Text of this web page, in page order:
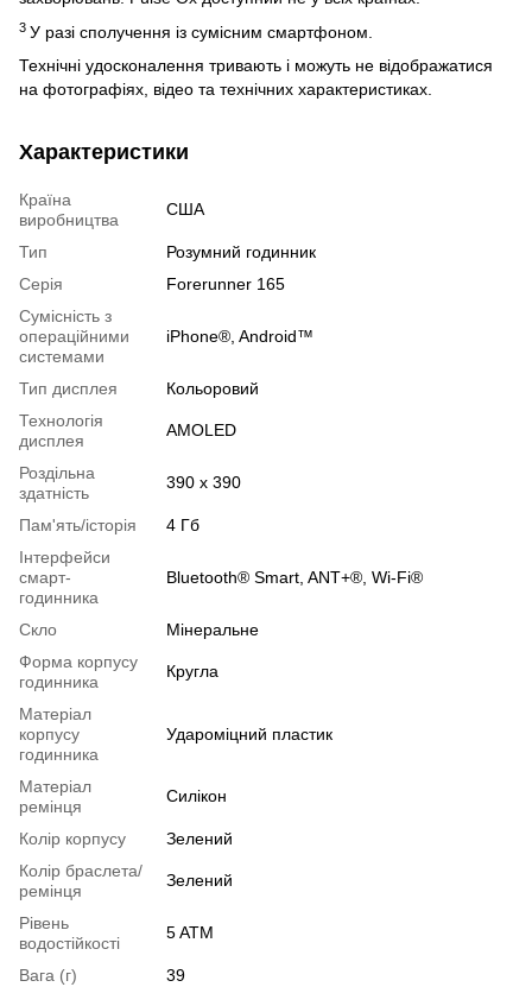
3 У разі сполучення із сумісним смартфоном.
Технічні удосконалення тривають і можуть не відображатися
на фотографіях, відео та технічних характеристиках.
Характеристики
Країна
виробництва
США
Тип
Розумний годинник
Серія
Forerunner 165
Сумісність з
операційними
системами
iPhone®, Android™
Тип дисплея
Кольоровий
Технологія
дисплея
AMOLED
Роздільна
здатність
390 х 390
Пам'ять/історія
4 Гб
Інтерфейси
смарт-
годинника
Bluetooth® Smart, ANT+®, Wi-Fi®
Скло
Мінеральне
Форма корпусу
годинника
Кругла
Матеріал
корпусу
годинника
Удароміцний пластик
Матеріал
ремінця
Силікон
Колір корпусу
Зелений
Колір браслета/
ремінця
Зелений
Рівень
водостійкості
5 ATM
Вага (г)
39